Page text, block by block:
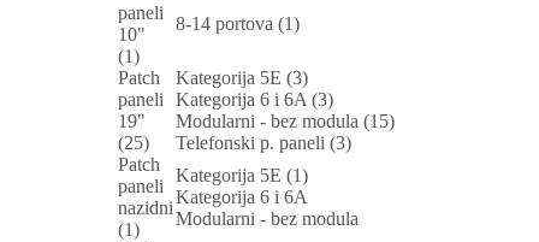
paneli
10"
(1)
8-14 portova (1)
Patch
paneli
19"
(25)
Kategorija 5E (3)
Kategorija 6 i 6A (3)
Modularni - bez modula (15)
Telefonski p. paneli (3)
Patch
paneli
nazidni
(1)
Kategorija 5E (1)
Kategorija 6 i 6A
Modularni - bez modula